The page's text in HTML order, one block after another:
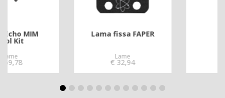
Lama fissa FAPER Tight Guards